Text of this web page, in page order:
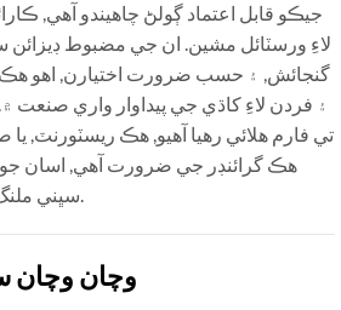
جيڪو قابل اعتماد ڳولڻ چاهيندو آهي,
لاءِ ورسٽائل مشين. ان جي مضبوط
گنجائش, ۽ حسب ضرورت اختيارن, اهو هڪ
۽ فردن لاءِ کاڌي جي پيداوار واري صنعت
تي فارم هلائي رهيا آهيو, هڪ ريسٽورنٽ,
هڪ گرائنڊر جي ضرورت آهي, اسان جو
سڀني ملنگ ضرورتن کي پورو ڪندي.
وچان وچان